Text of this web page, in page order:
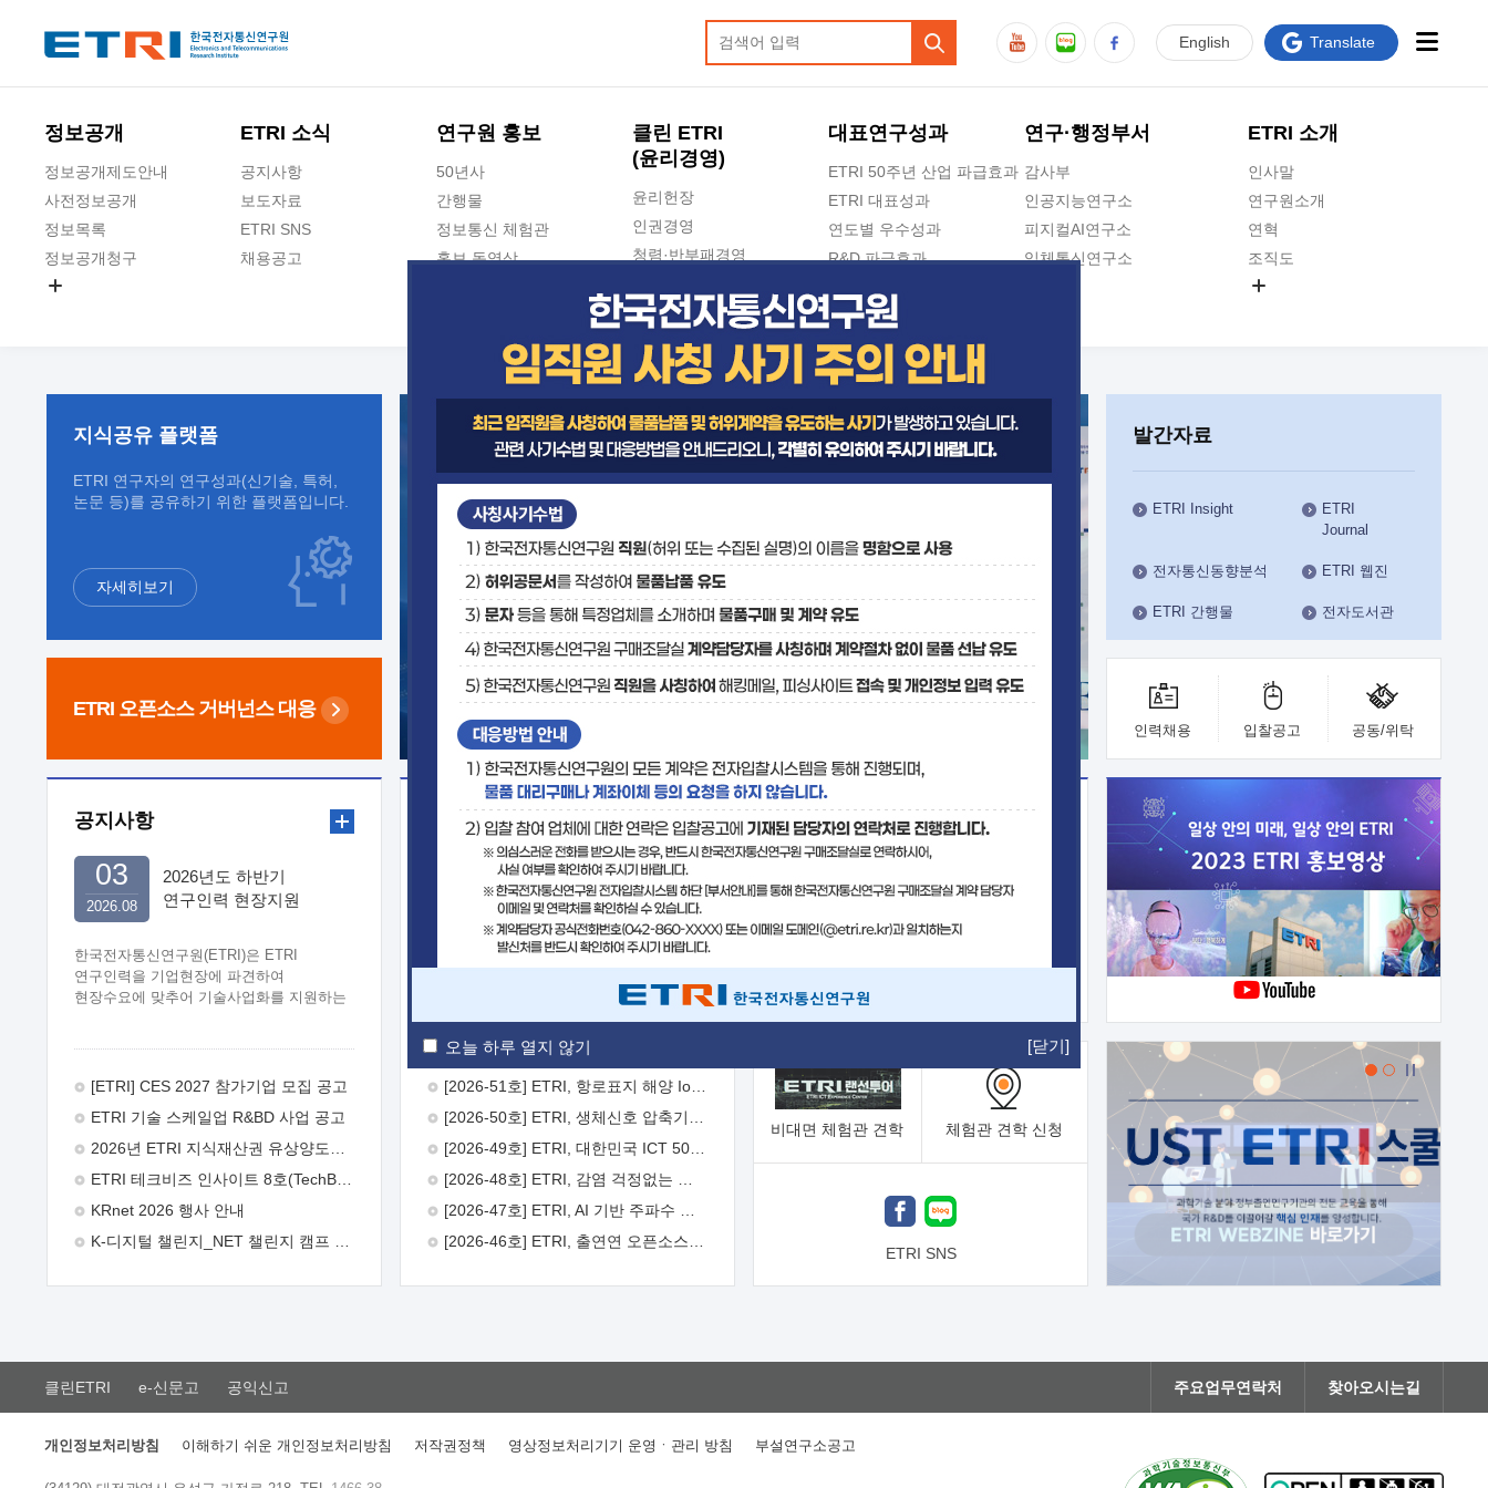
오늘 하루 열지 않기 [닫기]
정보공개
정보공개제도안내
사전정보공개
정보목록
정보공개청구
ETRI 소식
공지사항
보도자료
ETRI SNS
채용공고
연구원 홍보
50년사
간행물
정보통신 체험관
홍보 동영상
클린 ETRI
(윤리경영)
윤리헌장
인권경영
청렴·반부패경영
청렴포털 신고
수의계약 현황
부패징계 현황
감사결과공개
대표연구성과
ETRI 50주년 산업 파급효과
ETRI 대표성과
연도별 우수성과
R&D 파급효과
지식공유플랫폼
연구·행정부서
감사부
인공지능연구소
피지컬AI연구소
입체통신연구소
인공지능안전연구소
우주항공반도체전략연구단
대경권연구본부
호남권연구본부
기획본부
사업화본부
행정본부
대외협력부
ETRI 소개
인사말
연구원소개
연혁
조직도
ETRI CI
English Translate
지식공유 플랫폼
ETRI 연구자의 연구성과(신기술, 특허,
논문 등)를 공유하기 위한 플랫폼입니다.
자세히보기
ETRI 오픈소스 거버넌스 대응
발간자료
ETRI Insight
ETRI
Journal
전자통신동향분석 ETRI 웹진
ETRI 간행물 전자도서관
인력채용 입찰공고 공동/위탁
공지사항
2026년도 하반기
연구인력 현장지원
한국전자통신연구원(ETRI)은 ETRI
연구인력을 기업현장에 파견하여
현장수요에 맞추어 기술사업화를 지원하는
주시기 바랍니다. 2026년 8월
추진목적: ETRI 인력을 기업현장에 파견.
기술지원을 실시함으로써 ETRI 개발기술의
극대화하고, 지원기업을 강견기업으로
육성하고자 함.  신청자격: ETRI
ETRI 창업/연구소기업, 기술이전/출자기업
(2 ~ 3년차) 연봉의 40%  추진일정(1)
희망기업 신청/접수(2)희망인력-희망기업
매칭(3)현장조사/ 선정(심의)(4)협약체결
26일 9월초순 9월 중순 10월 이후*
2026.08
03
[ETRI] CES 2027 참가기업 모집 공고
ETRI 기술 스케일업 R&BD 사업 공고
ETRI 테크비즈 인사이트 8호(TechBiz Insight Vol.8) 발간
KRnet 2026 행사 안내
보도자료
[2026-52호] ETRI, ITU-T 자율주행차 국제표준화 주도한다
기술사업화플랫폼/기술이전
기술예고 중소기업 지원
보유특허 이전가능 기술
융합기술연구생산센터 반도체실험실
비대면 체험관 견학 체험관 견학 신청
ETRI SNS
클린ETRI e-신문고 공익신고 주요업무연락처 찾아오시는길
개인정보처리방침 이해하기 쉬운 개인정보처리방침 저작권정책 영상정보처리기기 운영ㆍ관리 방침 부설연구소공고